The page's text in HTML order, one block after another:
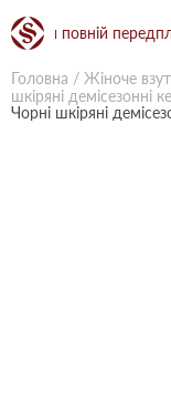
повній
Головна / Жіноче
шкіряні демісезонні
Чорні шкіряні